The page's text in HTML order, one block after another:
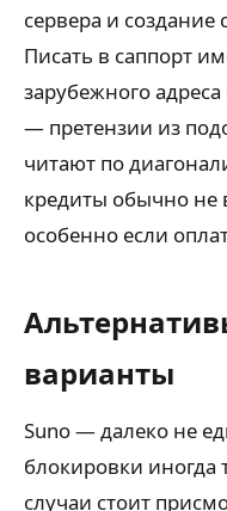
сервера и создание
Писать в саппорт
зарубежного
— претензии из
читают по
кредиты обычно не
особенно если
варианты
Suno — далеко не
блокировки иногда
случаи стоит